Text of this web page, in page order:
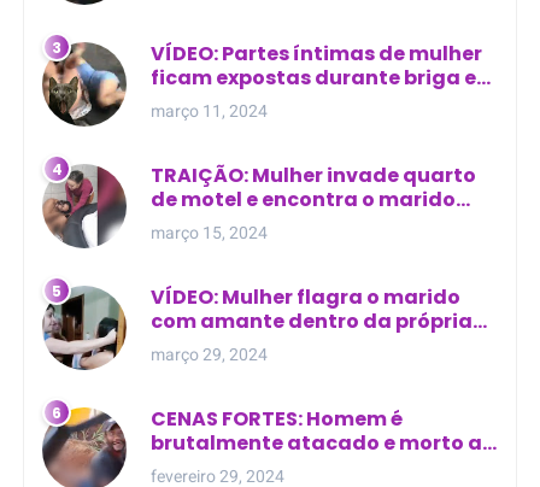
VÍDEO: Partes íntimas de mulher
ficam expostas durante briga em
Manaus
março 11, 2024
TRAIÇÃO: Mulher invade quarto
de motel e encontra o marido
com outra na cama
março 15, 2024
VÍDEO: Mulher flagra o marido
com amante dentro da própria
residência
março 29, 2024
CENAS FORTES: Homem é
brutalmente atacado e morto a
golpes de facão em joão lisboa
fevereiro 29, 2024